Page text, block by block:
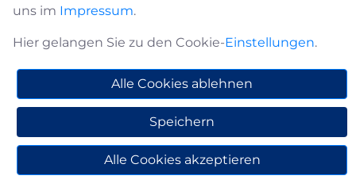
Verkehrsüberwachung in der Gemeinde ist die
gesagt ist damit die Verwarnung von
Falschparkern gemeint.
Überwachungsschwerpunkte bilden dabei
Geschäftsstraßen oder Straßen mit hohem
Parkaufkommen. Hier liegen die
Überwachungsprioritäten auf
Feuerwehrzufahrten, Gehwegen, Spielstraßen,
Behindertenparkplätze oder Haltverbotszonen.
uns im Impressum.
Hier gelangen Sie zu den Cookie-Einstellungen.
Alle Cookies ablehnen
Speichern
Alle Cookies akzeptieren